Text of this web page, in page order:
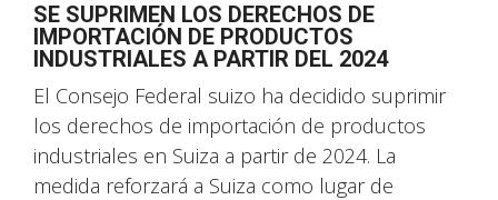
SE SUPRIMEN LOS DERECHOS DE
IMPORTACIÓN DE PRODUCTOS
INDUSTRIALES A PARTIR DEL 2024
El Consejo Federal suizo ha decidido suprimir
los derechos de importación de productos
industriales en Suiza a partir de 2024. La
medida reforzará a Suiza como lugar de